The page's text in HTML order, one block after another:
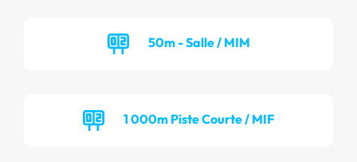
50m - Salle / MIM
1 000m Piste Courte / MIF